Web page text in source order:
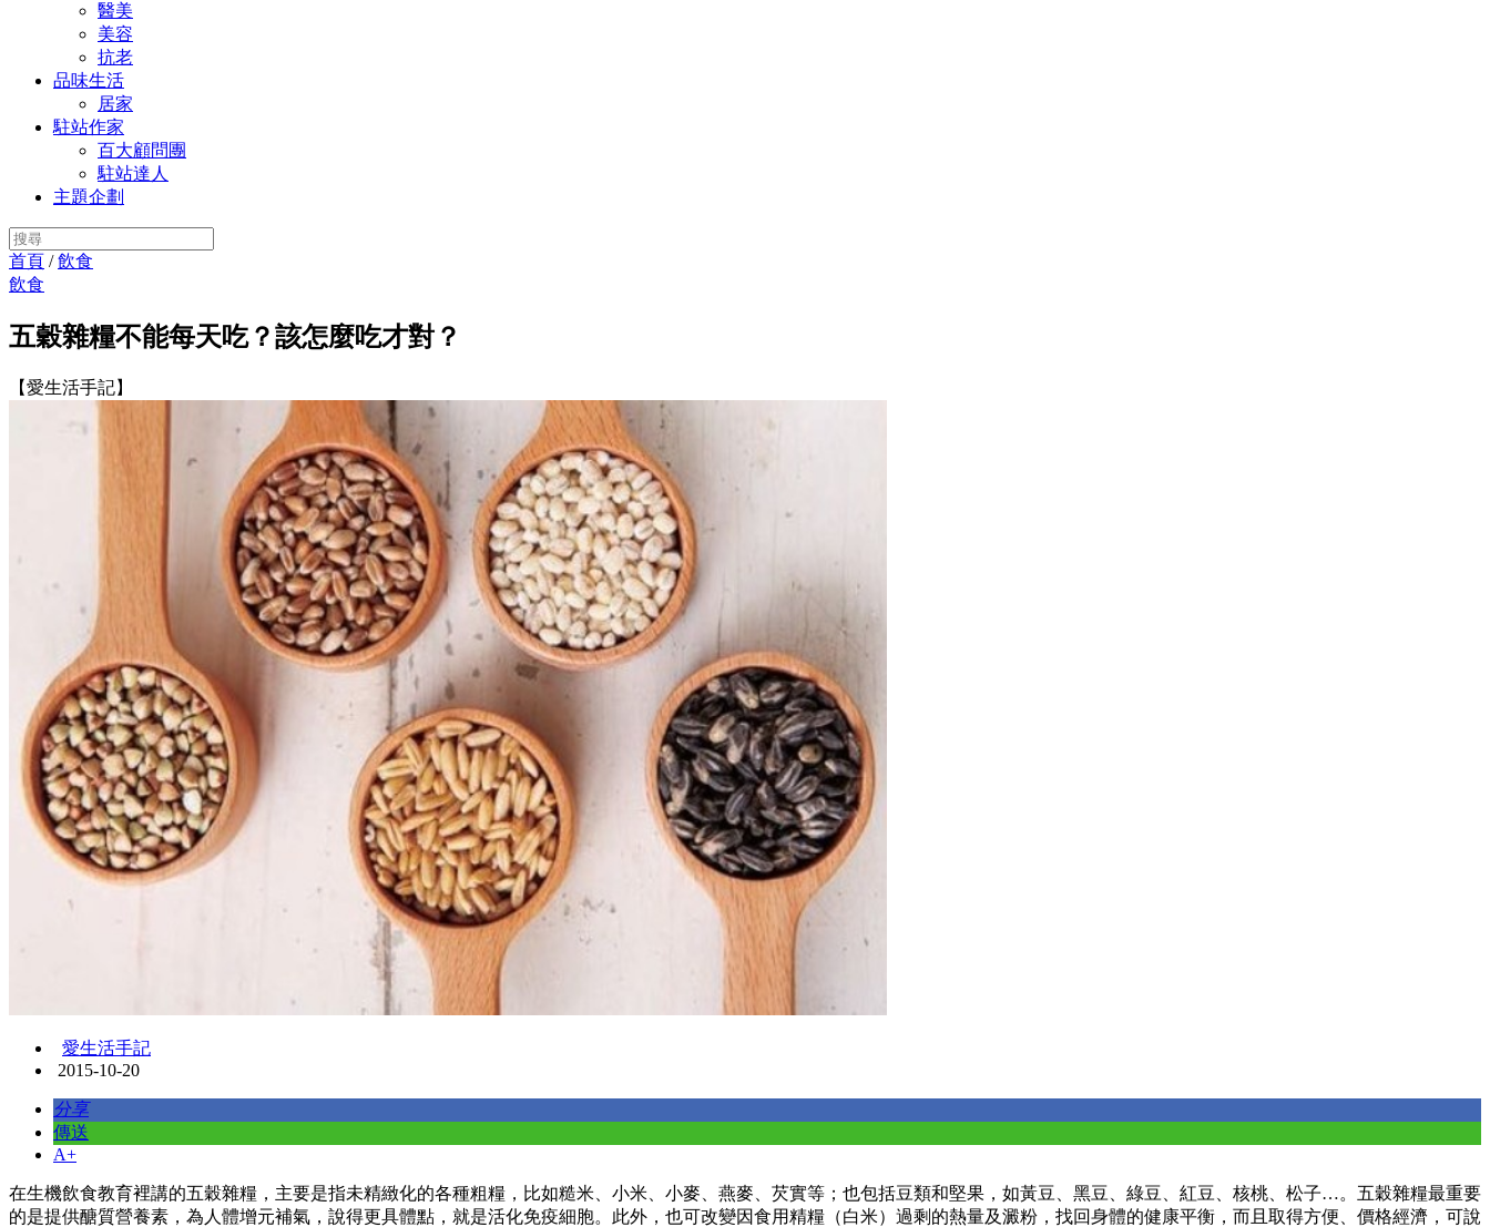
醫美
美容
抗老
品味生活
居家
駐站作家
百大顧問團
駐站達人
主題企劃
首頁 /飲食
飲食
五穀雜糧不能每天吃？該怎麼吃才對？
【愛生活手記】
愛生活手記
2015-10-20
分享
傳送
A+
在生機飲食教育裡講的五穀雜糧，主要是指未精緻化的各種粗糧，比如糙米、小米、小麥、燕麥、芡實等；也包括豆類和堅果，如黃豆、黑豆、綠豆、紅豆、核桃、松子…。五穀雜糧最重要
的是提供醣質營養素，為人體增元補氣，說得更具體點，就是活化免疫細胞。此外，也可改變因食用精糧（白米）過剩的熱量及澱粉，找回身體的健康平衡，而且取得方便、價格經濟，可說